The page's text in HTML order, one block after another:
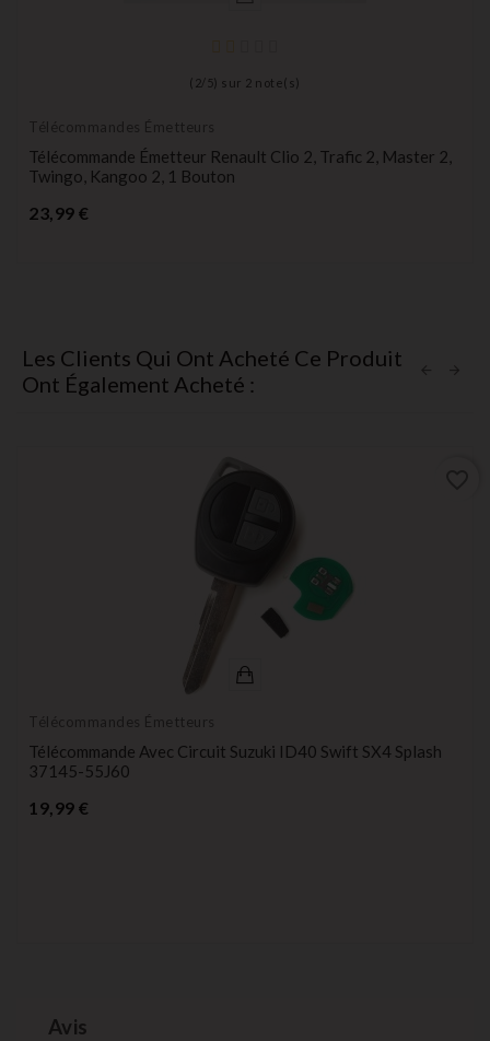
( 2/ 5) sur 2 note(s)
Télécommandes Émetteurs
Télécommande Émetteur Renault Clio 2, Trafic 2, Master 2,
Twingo, Kangoo 2, 1 Bouton
23,99 €
Les Clients Qui Ont Acheté Ce Produit
Ont Également Acheté :
Télécommandes Émetteurs
Télécommande Avec Circuit Suzuki ID40 Swift SX4 Splash
37145-55J60
19,99 €
Avis